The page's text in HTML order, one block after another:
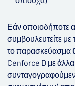
Εάν οποιοδήποτε
συμβουλευτείτε με
το παρασκεύασμα
Cenforce D με